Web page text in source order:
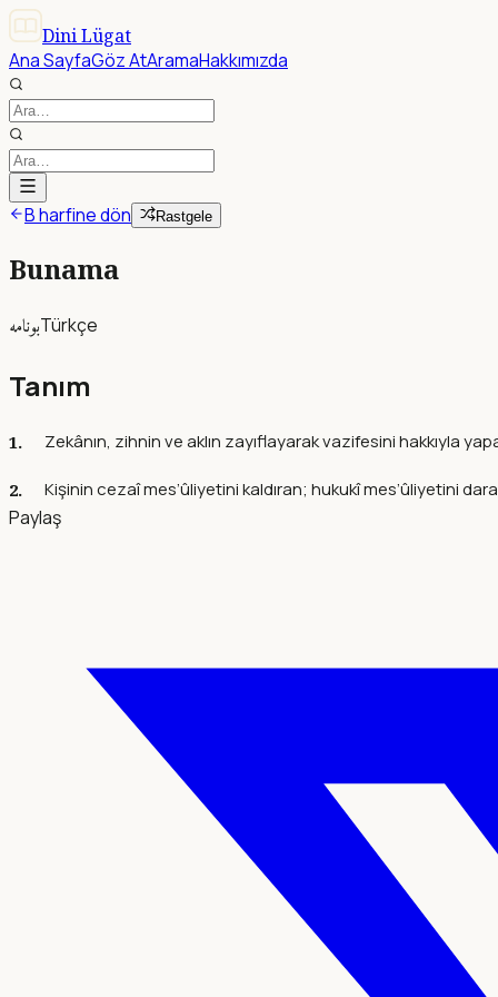
Dini Lügat
Ana SayfaGöz AtAramaHakkımızda
B harfine dön Rastgele
Bunama
بونامهTürkçe
Tanım
Zekânın, zihnin ve aklın zayıflayarak vazifesini hakkıyla
Kişinin cezaî mes’ûliyetini kaldıran; hukukî mes’ûliyetini
Paylaş